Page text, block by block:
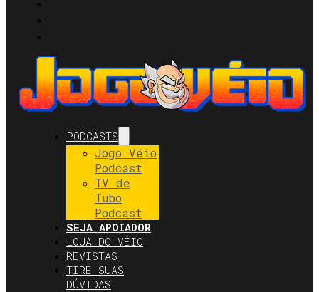
PODCASTS
Jogo Véio
Podcast
TV de
Tubo
Podcast
SEJA APOIADOR
LOJA DO VÉIO
REVISTAS
TIRE SUAS
DÚVIDAS